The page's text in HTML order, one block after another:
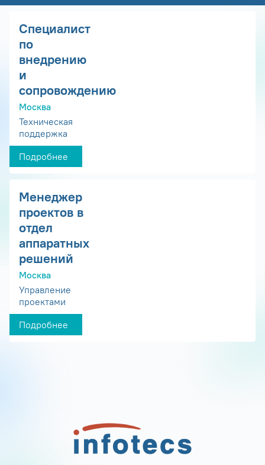
Специалист
по
внедрению
и
сопровождению
Москва
Техническая
поддержка
Подробнее
Менеджер
проектов в
отдел
аппаратных
решений
Москва
Управление
проектами
Подробнее